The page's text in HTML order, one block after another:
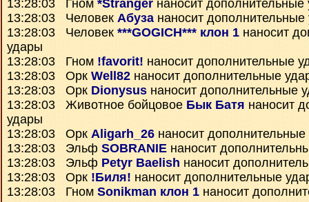
13:28:03 Гном *Stranger наносит дополнительные
13:28:03 Человек Абузананосит дополнительные
13:28:03 Человек ***GOGICH*** клон 1 наносит
удары
13:28:03 Гном !favorit! наносит дополнительные
13:28:03 Орк Well82 наносит дополнительные
13:28:03 Орк Dionysus наносит дополнительные
13:28:03 Животное бойцовое Бык Батя наносит
удары
13:28:03 Орк Aligarh_26 наносит
13:28:03 Эльф SOBRANIE наносит
13:28:03 Эльф Petyr Baelish наносит
13:28:03 Орк !Биля! наносит дополнительные
13:28:03 Гном Sonikman клон 1 наносит